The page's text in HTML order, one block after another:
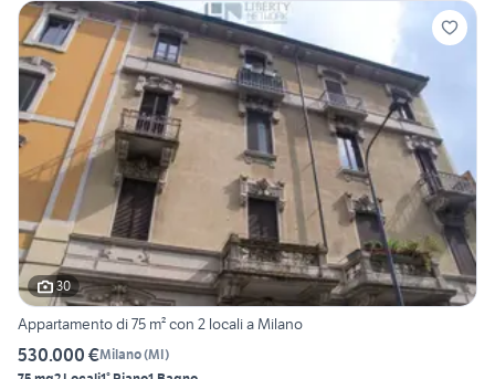
30
Appartamento di 75 m² con 2 locali a Milano
530.000 €Milano(MI)